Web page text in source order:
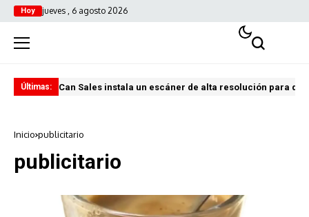
Hoy jueves , 6 agosto 2026
Últimas: Can Sales instala un escáner de alta resolución para
Inicio publicitario
publicitario